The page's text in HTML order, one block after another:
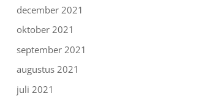
december 2021
oktober 2021
september 2021
augustus 2021
juli 2021